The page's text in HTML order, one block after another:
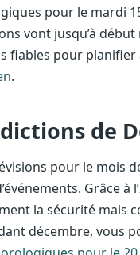
pour le mardi
vont jusqu’à
pour planifier
.
de
pour le
Grâce
la sécurité mais
décembre, vous